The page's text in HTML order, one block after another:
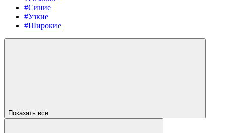
#Синие
#Узкие
#Широкие
Показать все